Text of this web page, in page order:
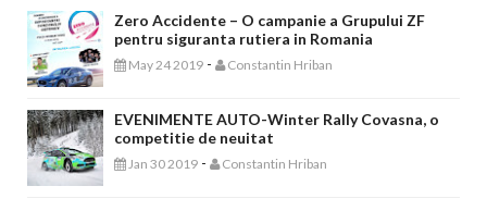
Zero Accidente – O campanie a Grupului ZF
pentru siguranta rutiera in Romania
May 24 2019 - Constantin Hriban
EVENIMENTE AUTO-Winter Rally Covasna, o
competitie de neuitat
Jan 30 2019 - Constantin Hriban